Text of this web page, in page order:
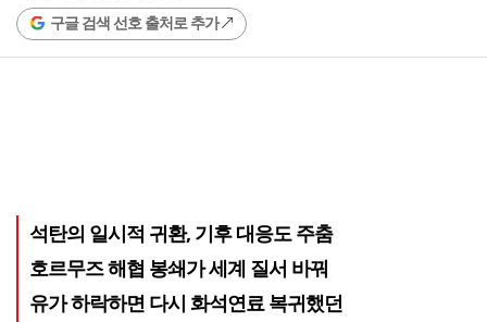
구글 검색 선호 출처로 추가
석탄의 일시적 귀환, 기후 대응도 주춤
호르무즈 해협 봉쇄가 세계 질서 바꿔
유가 하락하면 다시 화석연료 복귀했던